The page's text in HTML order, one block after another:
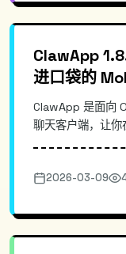
ClawApp
进口袋的
ClawApp 是面向
聊天客户端，让你
说明它相对通用
给出最小化的部
2026-03-09